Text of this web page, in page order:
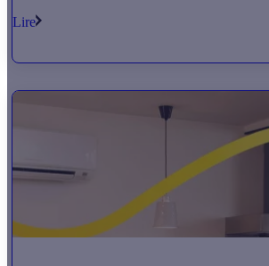
maximum d’in
Lire